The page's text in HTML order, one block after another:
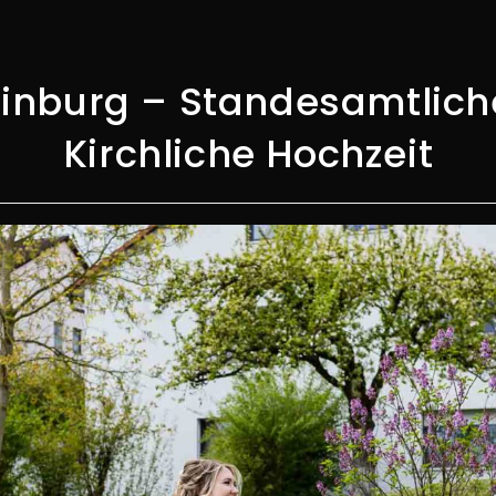
–
Kirchliche Hochzeit